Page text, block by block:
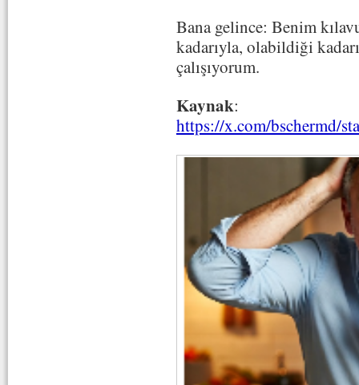
Bana gelince: Benim
kadarıyla, olabildiği
çalışıyorum.
Kaynak:
https://x.com/bschermd/